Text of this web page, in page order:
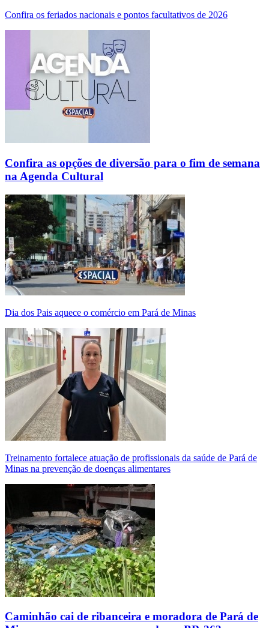
Confira os feriados nacionais e pontos facultativos de 2026
Confira as opções de diversão para o fim de semana
na Agenda Cultural
Dia dos Pais aquece o comércio em Pará de Minas
Treinamento fortalece atuação de profissionais da saúde de Pará de
Minas na prevenção de doenças alimentares
Caminhão cai de ribanceira e moradora de Pará de